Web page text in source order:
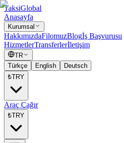
TaksiGlobal
Anasayfa
Kurumsal
HakkımızdaFilomuzBlogİş Başvurusu
HizmetlerTransferlerİletişim
TR
Türkçe
English
Deutsch
₺TRY
Araç Çağır
₺TRY